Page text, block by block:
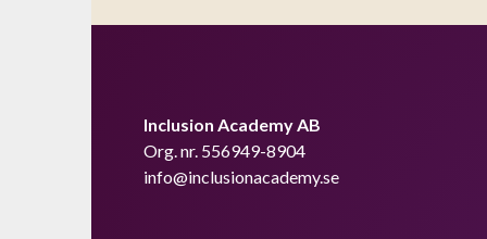
Inclusion Academy AB
Org. nr. 556949-8904
info@inclusionacademy.se